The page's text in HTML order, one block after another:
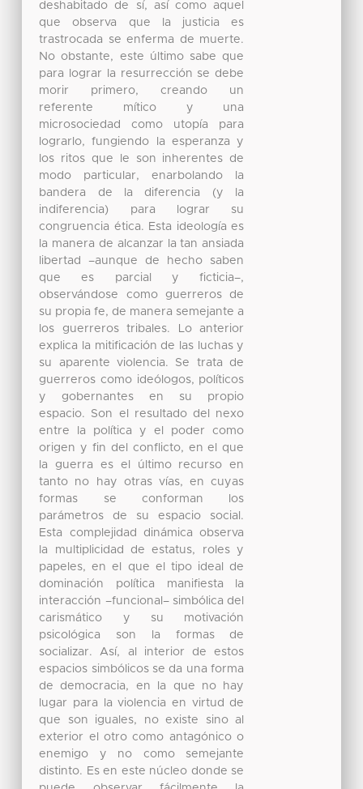
deshabitado de sí, así como aquel
que observa que la justicia es
trastrocada se enferma de muerte.
No obstante, este último sabe que
para lograr la resurrección se debe
morir primero, creando un
referente mítico y una
microsociedad como utopía para
lograrlo, fungiendo la esperanza y
los ritos que le son inherentes de
modo particular, enarbolando la
bandera de la diferencia (y la
indiferencia) para lograr su
congruencia ética. Esta ideología es
la manera de alcanzar la tan ansiada
libertad –aunque de hecho saben
que es parcial y ficticia–,
observándose como guerreros de
su propia fe, de manera semejante a
los guerreros tribales. Lo anterior
explica la mitificación de las luchas y
su aparente violencia. Se trata de
guerreros como ideólogos, políticos
y gobernantes en su propio
espacio. Son el resultado del nexo
entre la política y el poder como
origen y fin del conflicto, en el que
la guerra es el último recurso en
tanto no hay otras vías, en cuyas
formas se conforman los
parámetros de su espacio social.
Esta complejidad dinámica observa
la multiplicidad de estatus, roles y
papeles, en el que el tipo ideal de
dominación política manifiesta la
interacción –funcional– simbólica del
carismático y su motivación
psicológica son la formas de
socializar. Así, al interior de estos
espacios simbólicos se da una forma
de democracia, en la que no hay
lugar para la violencia en virtud de
que son iguales, no existe sino al
exterior el otro como antagónico o
enemigo y no como semejante
distinto. Es en este núcleo donde se